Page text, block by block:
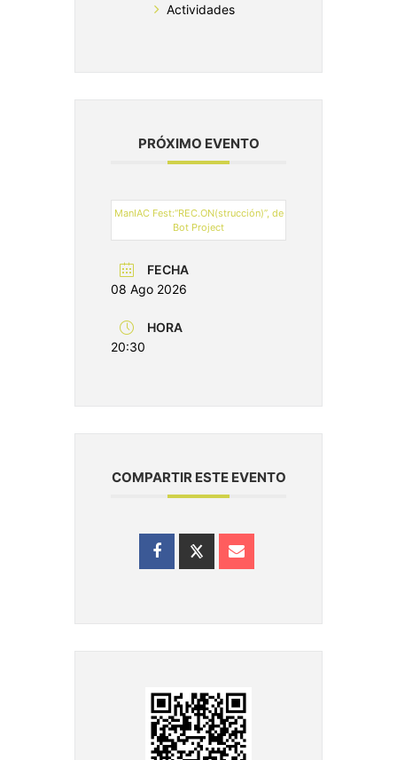
Actividades
PRÓXIMO EVENTO
ManIAC Fest:“REC.ON(strucción)”, de
Bot Project
FECHA
08 Ago 2026
HORA
20:30
COMPARTIR ESTE EVENTO